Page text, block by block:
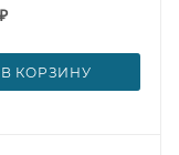
₽
В КОРЗИНУ